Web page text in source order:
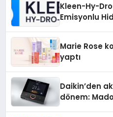
Kleen-Hy-
Emisyonlu
Marie Rose
yaptı
Daikin’den
dönem: